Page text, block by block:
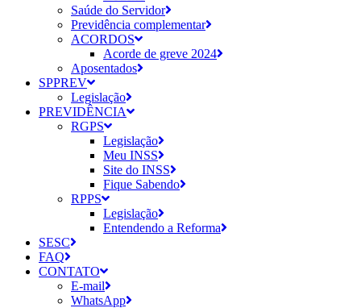
Saúde do Servidor
Previdência complementar
ACORDOS
Acorde de greve 2024
Aposentados
SPPREV
Legislação
PREVIDÊNCIA
RGPS
Legislação
Meu INSS
Site do INSS
Fique Sabendo
RPPS
Legislação
Entendendo a Reforma
SESC
FAQ
CONTATO
E-mail
WhatsApp